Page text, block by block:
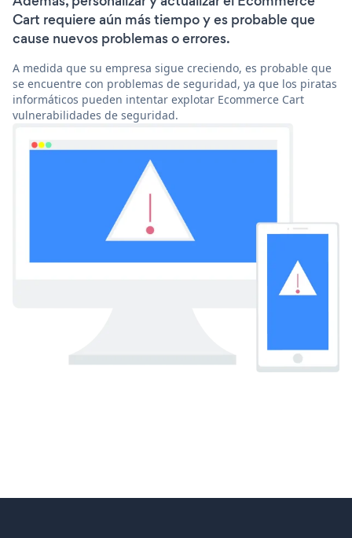
Cart requiere aún más tiempo y es probable que
cause nuevos problemas o errores.
A medida que su empresa sigue creciendo, es probable que
se encuentre con problemas de seguridad, ya que los piratas
informáticos pueden intentar explotar Ecommerce Cart
vulnerabilidades de seguridad.